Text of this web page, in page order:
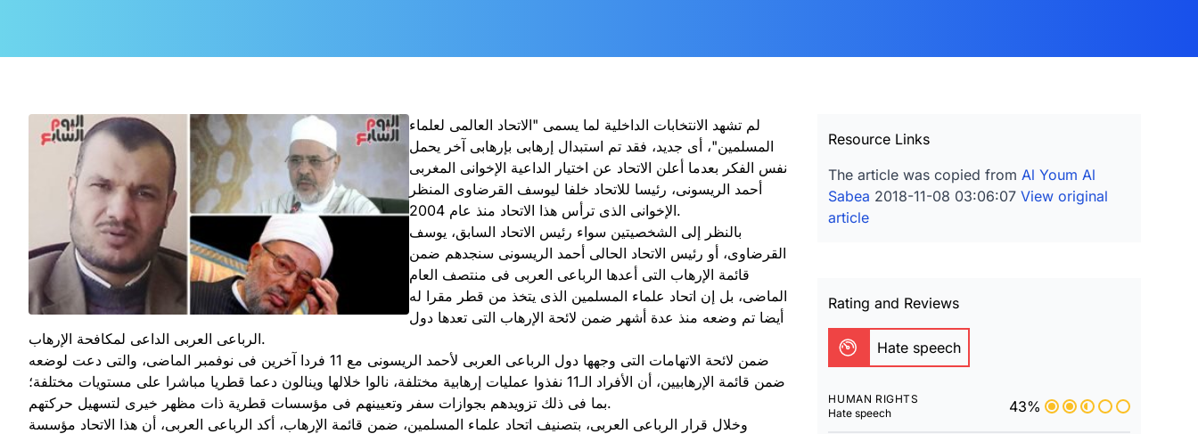
لم تشهد الانتخابات الداخلية لما يسمى "الاتحاد العالمى لعلماء
المسلمين"، أى جديد، فقد تم استبدال إرهابى بإرهابى آخر يحمل
نفس الفكر بعدما أعلن الاتحاد عن اختيار الداعية الإخوانى المغربى
أحمد الريسونى، رئيسا للاتحاد خلفا ليوسف القرضاوى المنظر
الإخوانى الذى ترأس هذا الاتحاد منذ عام 2004.
بالنظر إلى الشخصيتين سواء رئيس الاتحاد السابق، يوسف
القرضاوى، أو رئيس الاتحاد الحالى أحمد الريسونى سنجدهم ضمن
قائمة الإرهاب التى أعدها الرباعى العربى فى منتصف العام
الماضى، بل إن اتحاد علماء المسلمين الذى يتخذ من قطر مقرا له
أيضا تم وضعه منذ عدة أشهر ضمن لائحة الإرهاب التى تعدها دول
الرباعى العربى الداعى لمكافحة الإرهاب.
ضمن لائحة الاتهامات التى وجهها دول الرباعى العربى لأحمد الريسونى مع 11 فردا آخرين فى نوفمبر الماضى، والتى دعت لوضعه
ضمن قائمة الإرهابيين، أن الأفراد الـ11 نفذوا عمليات إرهابية مختلفة، نالوا خلالها وينالون دعما قطريا مباشرا على مستويات مختلفة؛
بما فى ذلك تزويدهم بجوازات سفر وتعيينهم فى مؤسسات قطرية ذات مظهر خيرى لتسهيل حركتهم.
وخلال قرار الرباعى العربى، بتصنيف اتحاد علماء المسلمين، ضمن قائمة الإرهاب، أكد الرباعى العربى، أن هذا الاتحاد مؤسسة
Resource Links
The article was copied fromAl Youm Al
Sabea 2018-11-08 03:06:07View original
article
Rating and Reviews
Hate speech
HUMAN RIGHTS
Hate speech
43%